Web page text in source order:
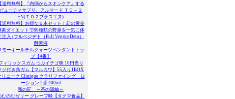
【送料無料】『内側からスキンケア』する
ビューティサプリ。アルマード ＴＯ－２
+N(ＴＯ２プラスエヌ)
【送料無料】お得な６本セット！幻の黄金
素ダイエットで80種類の野菜を一気に体
注入♪フルベジデト（Full Veggie Deto）
酵素液
モーキールチルクォーツペンダントトッ
プ【4番】
ィリックスガム つぶイチゴ味 10円当り
ジ付き角ガム【マルカワ】55入り1BOX
リニーク Clinique クラリファイング ロ
ーション 2番 400ml
和の匠 ～茶の湯編～
むのむゼリー グレープ味【タクマ食品】